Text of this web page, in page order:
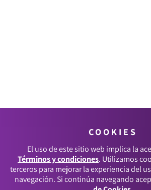
COOKIES
El uso de este sitio web implica la
Términos y condiciones. Utilizamos
terceros para mejorar la experiencia del
navegación. Si continúa navegando